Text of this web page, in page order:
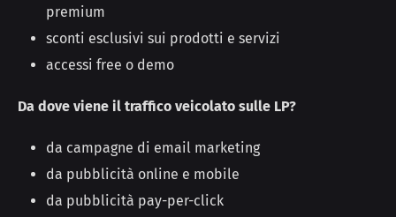
premium
sconti esclusivi sui prodotti e servizi
accessi free o demo
Da dove viene il traffico veicolato sulle LP?
da campagne di email marketing
da pubblicità online e mobile
da pubblicità pay-per-click